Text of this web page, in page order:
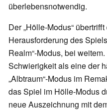
überlebensnotwendig.
Der „Hölle-Modus“
Herausforderung des
Realm“-Modus, bei
Schwierigkeit als eine der
„Albtraum“-Modus im
das Spiel im Hölle-Modus
neue Auszeichnung mit